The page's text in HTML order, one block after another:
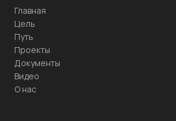
Главная
Цель
Путь
Проекты
Документы
Видео
О нас